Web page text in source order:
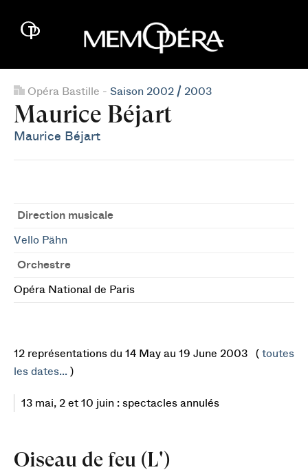
Opéra Bastille - Saison 2002 / 2003
Maurice Béjart
Maurice Béjart
Direction musicale
Vello Pähn
Orchestre
Opéra National de Paris
12 représentations du 14 May au 19 June 2003 ( toutes
les dates... )
13 mai, 2 et 10 juin : spectacles annulés
Oiseau de feu (L')